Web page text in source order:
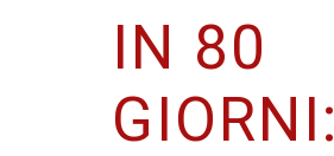
IN 80
GIORNI: